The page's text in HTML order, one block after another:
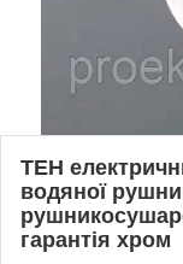
ТЕН
водяної
гарантія хром